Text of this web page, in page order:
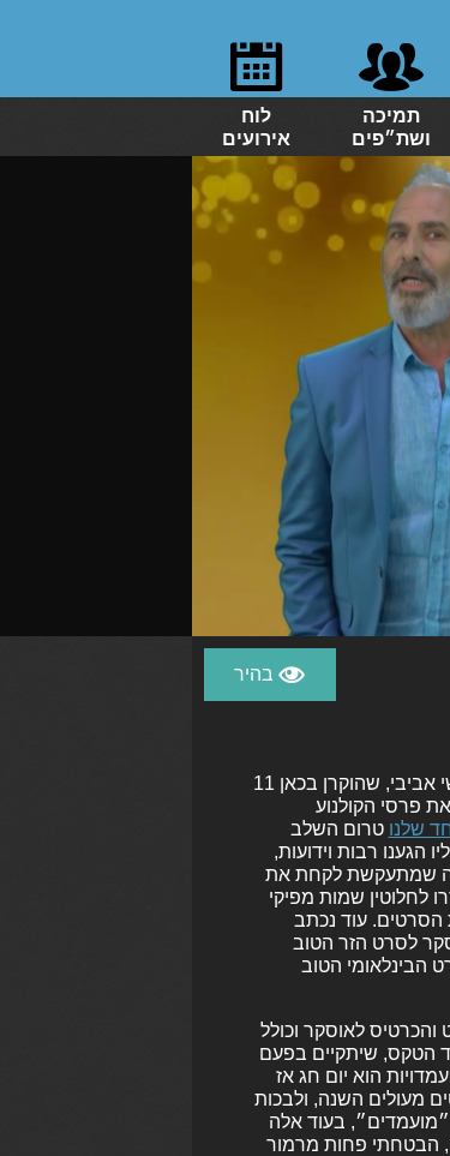
תמיכה
ושת״פים
לוח
אירועים
הערב (16.8) הוכרזו המועמדים לפרס אופיר, במהלך משדר קצרצר בהנחיית שי אביבי, שהוקרן בכאן 11
פרסי הקולנוע
שלנו טרום השלב
הגענו רבות וידועות,
שמתעקשת לקחת את
לחלוטין שמות מפיקי
הסרטים. עוד נכתב
לסרט הזר הטוב
הבינלאומי הטוב
לאוסקר וכולל
הטקס, שיתקיים בפעם
הוא יום חג אז
מעולים השנה, ולבכות
בעוד אלה
הבטחתי פחות מרמור